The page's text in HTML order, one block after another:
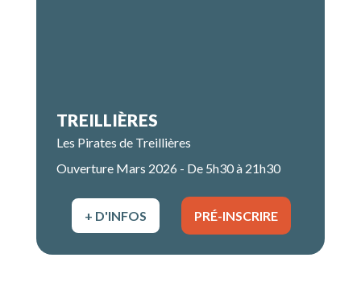
TREILLIÈRES
Les Pirates de Treillières
Ouverture Mars 2026 - De 5h30 à 21h30
+ D'INFOS PRÉ-INSCRIRE